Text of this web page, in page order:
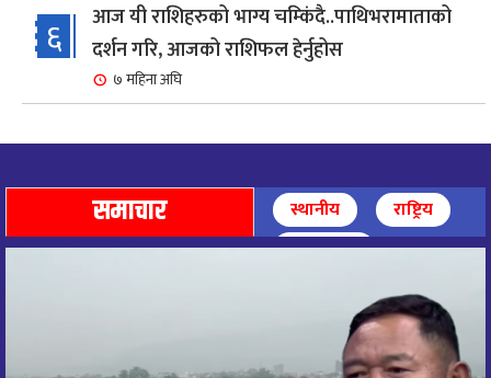
६
आज यी राशिहरुको भाग्य चम्किंदै..पाथिभरामाताको
दर्शन गरि, आजको राशिफल हेर्नुहोस
७ महिना अघि
७
८ महिना अघि
८
आज पाथिभारा माताको दर्शन गरि, दिनको सुरुवात गर्दै,
आज माताभगवती जगज्जननी पाथिभरादेवीको दर्शन गरि
समाचार स्थानीय
राष्ट्रिय
अन्तर्राष्ट्रिय